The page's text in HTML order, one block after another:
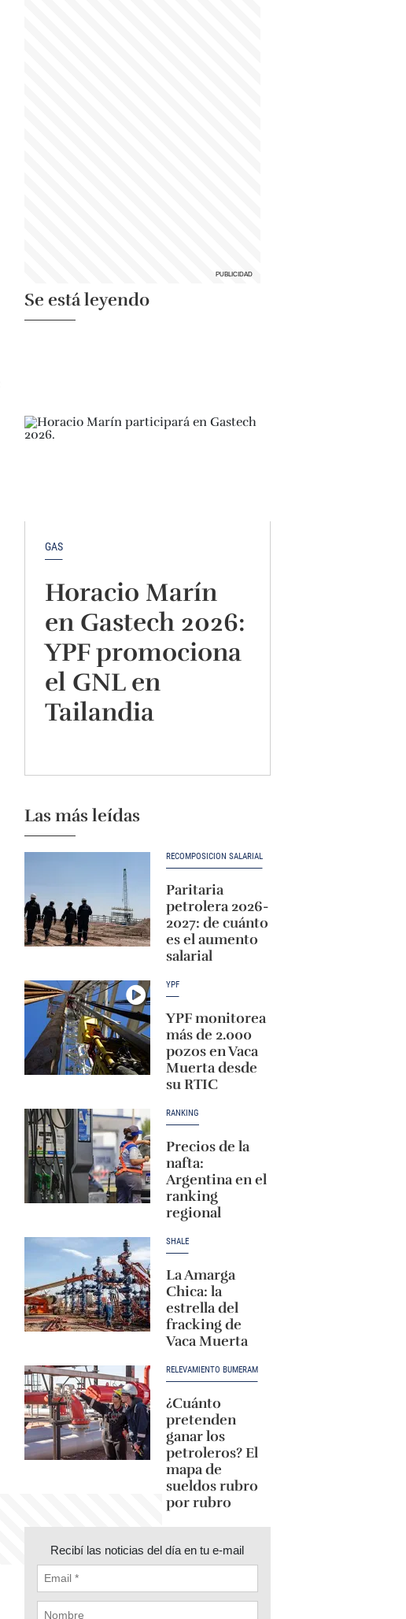
Se está leyendo
GAS
Horacio Marín
en Gastech 2026:
YPF promociona
el GNL en
Tailandia
Las más leídas
RECOMPOSICIÓN SALARIAL
Paritaria
petrolera 2026-
2027: de cuánto
es el aumento
salarial
YPF
YPF monitorea
más de 2.000
pozos en Vaca
Muerta desde
su RTIC
RANKING
Precios de la
nafta:
Argentina en el
ranking
regional
SHALE
La Amarga
Chica: la
estrella del
fracking de
Vaca Muerta
RELEVAMIENTO BUMERAM
¿Cuánto
pretenden
ganar los
petroleros? El
mapa de
sueldos rubro
por rubro
Recibí las noticias del día en tu e-mail